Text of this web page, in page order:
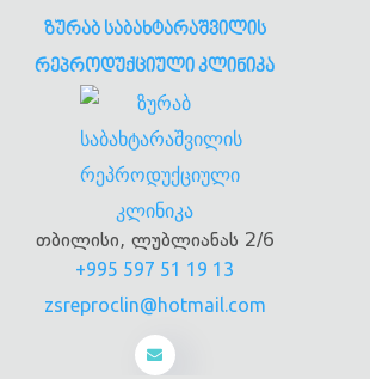
ზურაბ საბახტარაშვილის
რეპროდუქციული კლინიკა
თბილისი, ლუბლიანას 2/6
+995 597 51 19 13
zsreproclin@hotmail.com